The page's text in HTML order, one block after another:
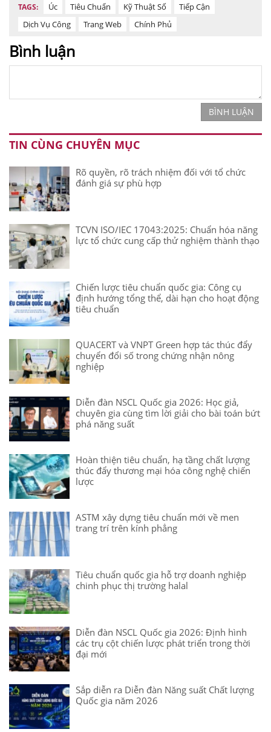
TAGS: Úc Tiêu Chuẩn Kỹ Thuật Số
Tiếp Cận
Dịch Vụ Công
Trang Web Chính Phủ
Bình luận
BÌNH LUẬN
TIN CÙNG CHUYÊN MỤC
Rõ quyền, rõ trách nhiệm đối với tổ chức
đánh giá sự phù hợp
TCVN ISO/IEC 17043:2025: Chuẩn hóa năng
lực tổ chức cung cấp thử nghiệm thành thạo
Chiến lược tiêu chuẩn quốc gia: Công cụ
định hướng tổng thể, dài hạn cho hoạt động
tiêu chuẩn
QUACERT và VNPT Green hợp tác thúc đẩy
chuyển đổi số trong chứng nhận nông
nghiệp
Diễn đàn NSCL Quốc gia 2026: Học giả,
chuyên gia cùng tìm lời giải cho bài toán bứt
phá năng suất
Hoàn thiện tiêu chuẩn, hạ tầng chất lượng
thúc đẩy thương mại hóa công nghệ chiến
lược
ASTM xây dựng tiêu chuẩn mới về men
trang trí trên kính phẳng
Tiêu chuẩn quốc gia hỗ trợ doanh nghiệp
chinh phục thị trường halal
Diễn đàn NSCL Quốc gia 2026: Định hình
các trụ cột chiến lược phát triển trong thời
đại mới
Sắp diễn ra Diễn đàn Năng suất Chất lượng
Quốc gia năm 2026